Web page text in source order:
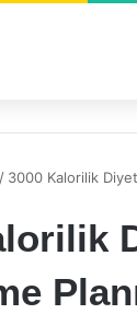
/ 3000 Kalorilik